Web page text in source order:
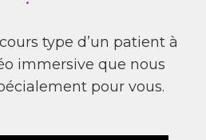
type d’un patient à
immersive que nous
pour vous.